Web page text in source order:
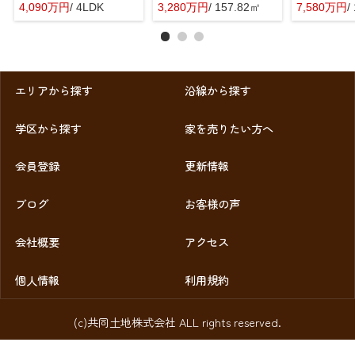
4,090万円/ 4LDK
3,280万円/ 157.82㎡ 7,580万円/
エリアから探す 沿線から探す
学区から探す 家を売りたい方へ
会員登録 更新情報
ブログ お客様の声
会社概要 アクセス
個人情報 利用規約
(c)共同土地株式会社 ALL rights reserved.